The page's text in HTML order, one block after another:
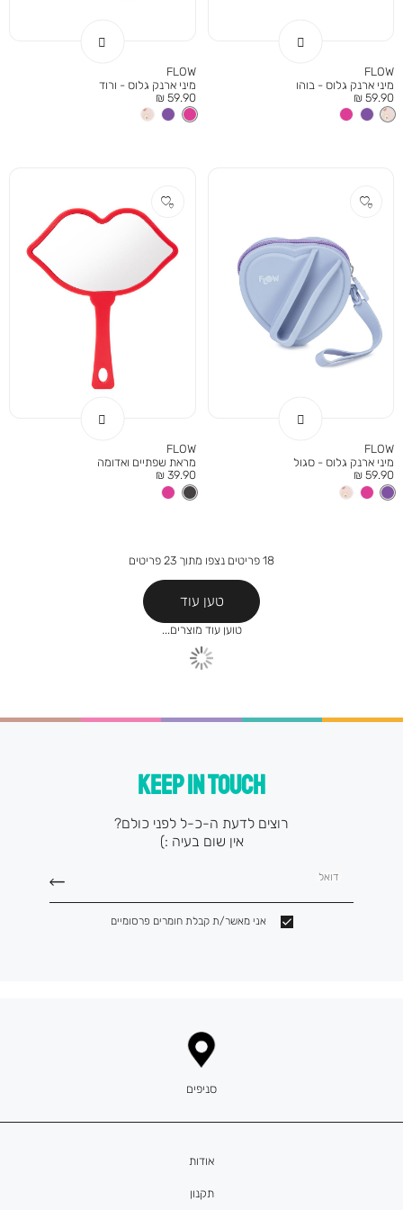
FLOW
מיני ארנק גלוס - בוהו
מחיר
מוצר
59.90 ₪
FLOW
מיני ארנק גלוס - ורוד
מחיר
מוצר
59.90 ₪
FLOW
מיני ארנק גלוס - סגול
מחיר
מוצר
59.90 ₪
FLOW
מראת שפתיים ואדומה
מחיר
מוצר
39.90 ₪
18 פריטים נצפו מתוך 23 פריטים
טען עוד
KEEP IN TOUCH
רוצים לדעת ה-כ-ל לפני כולם?
אין שום בעיה :)
דואל
אני מאשר/ת קבלת חומרים פרסומיים
אודות
תקנון
סניפים